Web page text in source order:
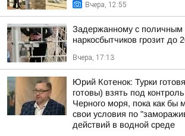
Вчера, 12:55
Задержанному с поличным
наркосбытчиков грозит до
Вчера, 17:13
Юрий Котенок: Турки
готовы) взять под
Черного моря, пока как бы
свои условия по
действий в водной среде